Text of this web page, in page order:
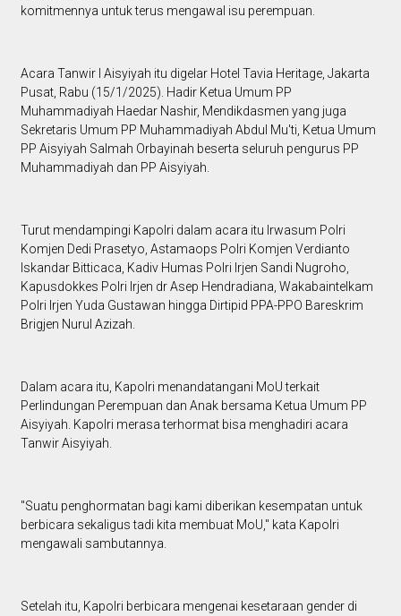
komitmennya untuk terus mengawal isu perempuan.
Acara Tanwir I Aisyiyah itu digelar Hotel Tavia Heritage, Jakarta
Pusat, Rabu (15/1/2025). Hadir Ketua Umum PP
Muhammadiyah Haedar Nashir, Mendikdasmen yang juga
Sekretaris Umum PP Muhammadiyah Abdul Mu'ti, Ketua Umum
PP Aisyiyah Salmah Orbayinah beserta seluruh pengurus PP
Muhammadiyah dan PP Aisyiyah.
Turut mendampingi Kapolri dalam acara itu Irwasum Polri
Komjen Dedi Prasetyo, Astamaops Polri Komjen Verdianto
Iskandar Bitticaca, Kadiv Humas Polri Irjen Sandi Nugroho,
Kapusdokkes Polri Irjen dr Asep Hendradiana, Wakabaintelkam
Polri Irjen Yuda Gustawan hingga Dirtipid PPA-PPO Bareskrim
Brigjen Nurul Azizah.
Dalam acara itu, Kapolri menandatangani MoU terkait
Perlindungan Perempuan dan Anak bersama Ketua Umum PP
Aisyiyah. Kapolri merasa terhormat bisa menghadiri acara
Tanwir Aisyiyah.
"Suatu penghormatan bagi kami diberikan kesempatan untuk
berbicara sekaligus tadi kita membuat MoU," kata Kapolri
mengawali sambutannya.
Setelah itu, Kapolri berbicara mengenai kesetaraan gender di